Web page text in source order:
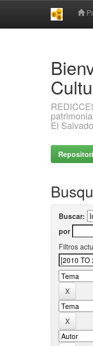
El
Buscar:
por
Filtros